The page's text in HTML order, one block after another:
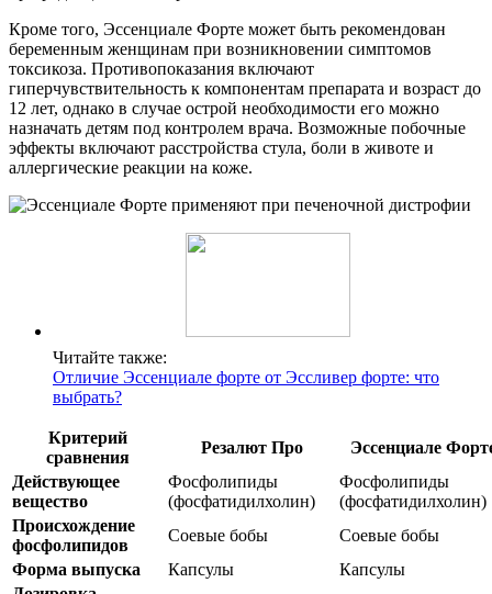
Кроме того, Эссенциале Форте может быть рекомендован
беременным женщинам при возникновении симптомов
токсикоза. Противопоказания включают
гиперчувствительность к компонентам препарата и возраст до
12 лет, однако в случае острой необходимости его можно
назначать детям под контролем врача. Возможные побочные
эффекты включают расстройства стула, боли в животе и
аллергические реакции на коже.
Читайте также:
Отличие Эссенциале форте от Эссливер форте: что
выбрать?
Критерий
сравнения
Резалют Про
Эссенциале
Действующее
вещество
Фосфолипиды
(фосфатидилхолин)
Фосфолипиды
(фосфатидилхолин)
Происхождение
фосфолипидов
Соевые бобы
Соевые бобы
Форма выпуска
Капсулы
Капсулы